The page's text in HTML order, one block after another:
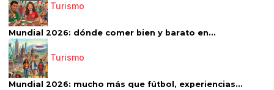
Turismo
Mundial 2026: dónde comer bien y barato en...
Turismo
Mundial 2026: mucho más que fútbol, experiencias...